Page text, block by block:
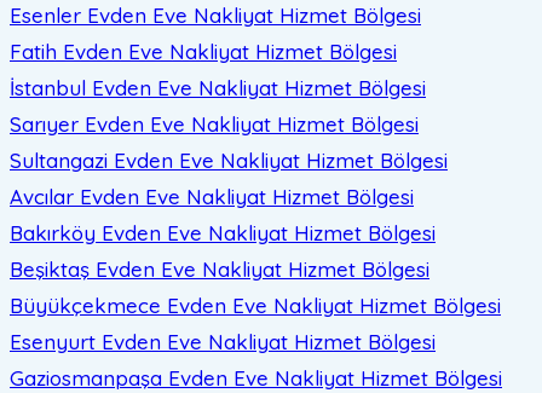
Esenler Evden Eve Nakliyat Hizmet Bölgesi
Fatih Evden Eve Nakliyat Hizmet Bölgesi
İstanbul Evden Eve Nakliyat Hizmet Bölgesi
Sarıyer Evden Eve Nakliyat Hizmet Bölgesi
Sultangazi Evden Eve Nakliyat Hizmet Bölgesi
Avcılar Evden Eve Nakliyat Hizmet Bölgesi
Bakırköy Evden Eve Nakliyat Hizmet Bölgesi
Beşiktaş Evden Eve Nakliyat Hizmet Bölgesi
Büyükçekmece Evden Eve Nakliyat Hizmet Bölgesi
Esenyurt Evden Eve Nakliyat Hizmet Bölgesi
Gaziosmanpaşa Evden Eve Nakliyat Hizmet Bölgesi